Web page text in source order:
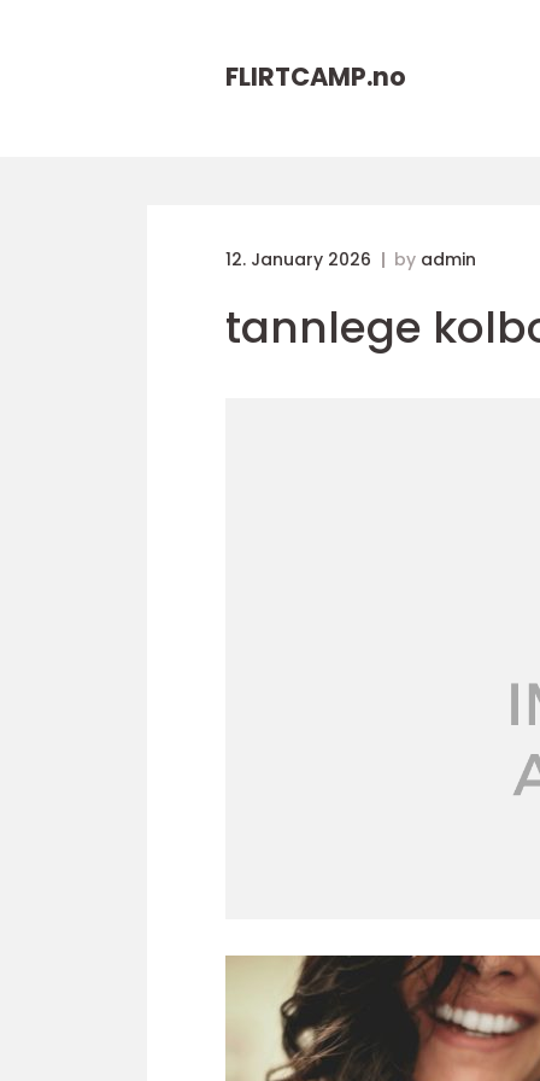
FLIRTCAMP.no
12. January 2026 by admin
tannlege